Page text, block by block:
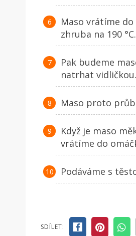
Maso vrátíme
zhruba na 190 °C.
Pak budeme
natrhat vidličkou.
Maso proto
Když je maso
vrátíme do
Podáváme s
SDÍLET: